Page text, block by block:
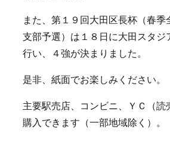
また、第１９回大田区長杯（春季
支部予選）は１８日に大田スタジ
行い、４強が決まりました。
是非、紙面でお楽しみください。
主要駅売店、コンビニ、ＹＣ（読
購入できます（一部地域除く）。